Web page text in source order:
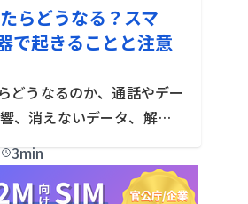
らどうなる？スマ
で起きることと注意
どうなるのか、通話やデー
、消えないデータ、解約
注意点を整理。さらに法
SIMを抜いた場合の通信停
管理の考え方まで、現場
3min